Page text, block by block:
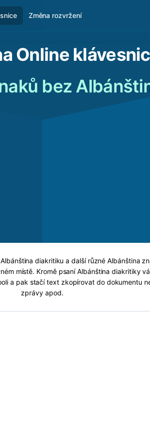
Změna rozvržení
Online
bez
diakritiku a další různé Albánština
místě. Kromě psaní Albánština diakritiky
a pak stačí text zkopírovat do dokumentu
zprávy apod.